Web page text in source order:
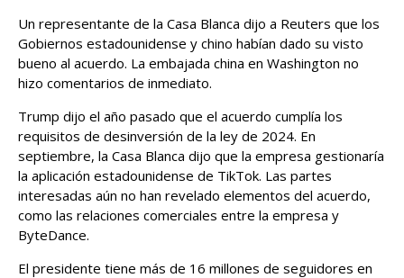
Un representante de la Casa Blanca dijo a Reuters que los
Gobiernos estadounidense y chino habían dado su visto
bueno al acuerdo. La embajada china en Washington no
hizo comentarios de inmediato.
Trump dijo el año pasado que el acuerdo cumplía los
requisitos de desinversión de la ley de 2024. En
septiembre, la Casa Blanca dijo que la ⁠empresa gestionaría
la aplicación estadounidense de TikTok. Las partes
interesadas aún no han ​revelado elementos del acuerdo,
como las relaciones comerciales entre la empresa y ​
ByteDance.
El presidente tiene más de 16 millones de seguidores en